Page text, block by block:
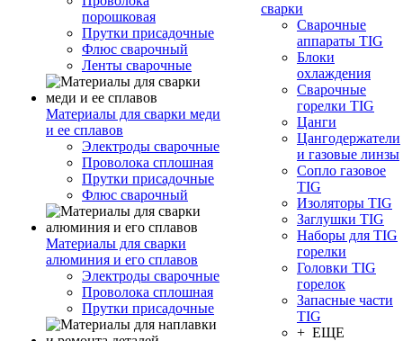
порошковая
Прутки присадочные
Флюс сварочный
Ленты сварочные
Материалы для сварки меди
и ее сплавов
Электроды сварочные
Проволока сплошная
Прутки присадочные
Флюс сварочный
Материалы для сварки
алюминия и его сплавов
Электроды сварочные
Проволока сплошная
Прутки присадочные
сварки
Сварочные
аппараты TIG
Блоки
охлаждения
Сварочные
горелки TIG
Цанги
Цангодержатели
и газовые линзы
Сопло газовое
TIG
Изоляторы TIG
Заглушки TIG
Наборы для TIG
горелки
Головки TIG
горелок
Запасные части
TIG
+ ЕЩЕ